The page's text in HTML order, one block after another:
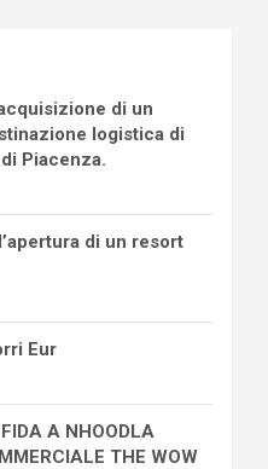
di un
logistica di
Piacenza.
di un resort
Eur
A NHOODLA
THE WOW